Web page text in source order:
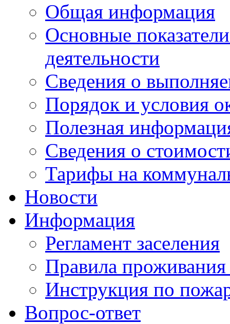
Общая информация
Основные
деятельности
Сведения о
Порядок и условия
Полезная
Сведения о
Тарифы на
Новости
Информация
Регламент заселения
Правила
Инструкция по
Вопрос-ответ